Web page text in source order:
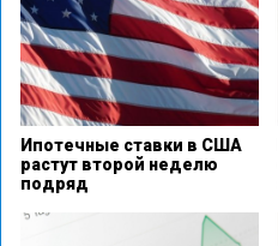
Ипотечные ставки в США
растут второй неделю
подряд